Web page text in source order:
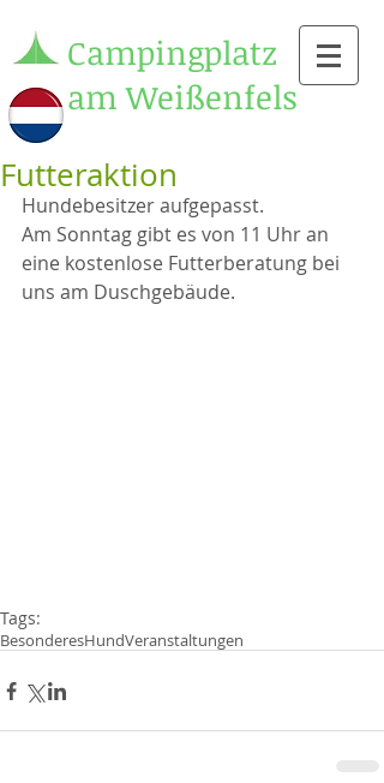
Campingplatz
am Weißenfels
Futteraktion
Hundebesitzer aufgepasst.
Am Sonntag gibt es von 11 Uhr an
eine kostenlose Futterberatung bei
uns am Duschgebäude.
Tags:
BesonderesHundVeranstaltungen